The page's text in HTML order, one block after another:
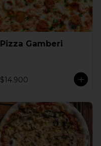
Pizza Gamberi
$14.900